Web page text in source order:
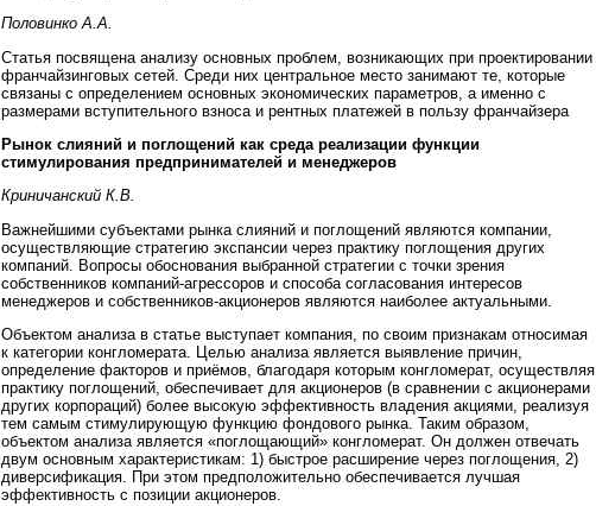
Половинко А.А.
Статья посвящена анализу основных проблем, возникающих при проектировании
франчайзинговых сетей. Среди них центральное место занимают те, которые
связаны с определением основных экономических параметров, а именно с
размерами вступительного взноса и рентных платежей в пользу франчайзера
Рынок слияний и поглощений как среда реализации функции
стимулирования предпринимателей и менеджеров
Криничанский К.В.
Важнейшими субъектами рынка слияний и поглощений являются компании,
осуществляющие стратегию экспансии через практику поглощения других
компаний. Вопросы обоснования выбранной стратегии с точки зрения
собственников компаний-агрессоров и способа согласования интересов
менеджеров и собственников-акционеров являются наиболее актуальными.
Объектом анализа в статье выступает компания, по своим признакам относимая
к категории конгломерата. Целью анализа является выявление причин,
определение факторов и приёмов, благодаря которым конгломерат, осуществляя
практику поглощений, обеспечивает для акционеров (в сравнении с акционерами
других корпораций) более высокую эффективность владения акциями, реализуя
тем самым стимулирующую функцию фондового рынка. Таким образом,
объектом анализа является «поглощающий» конгломерат. Он должен отвечать
двум основным характеристикам: 1) быстрое расширение через поглощения, 2)
диверсификация. При этом предположительно обеспечивается лучшая
эффективность с позиции акционеров.